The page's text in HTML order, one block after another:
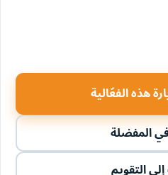
هذه الفعّالية
المفضلة
التقويم